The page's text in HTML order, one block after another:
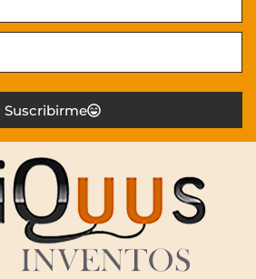
Suscribirme